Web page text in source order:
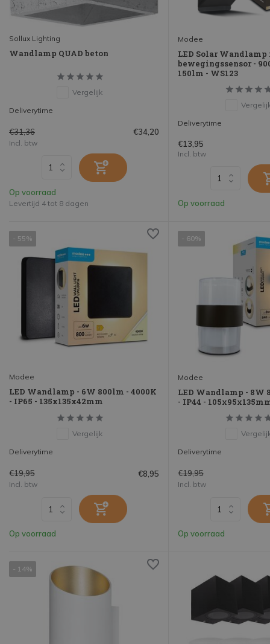
Sollux Lighting
Wandlamp QUAD beton
Vergelijk
Deliverytime
€31,36 €34,20
Incl. btw
Op voorraad
Levertijd 4 tot 8 dagen
Modee
LED Solar Wandlamp
bewegingssensor -
150lm - WS123
Deliverytime
€13,95
Incl. btw
Op voorraad
- 55%
Modee
LED Wandlamp - 6W 800lm - 4000K
- IP65 - 135x135x42mm
Vergelijk
Deliverytime
€19,95 €8,95
Incl. btw
Op voorraad
- 60%
Modee
LED Wandlamp - 8W
- IP44 -
Deliverytime
€19,95
Incl. btw
Op voorraad
- 14%